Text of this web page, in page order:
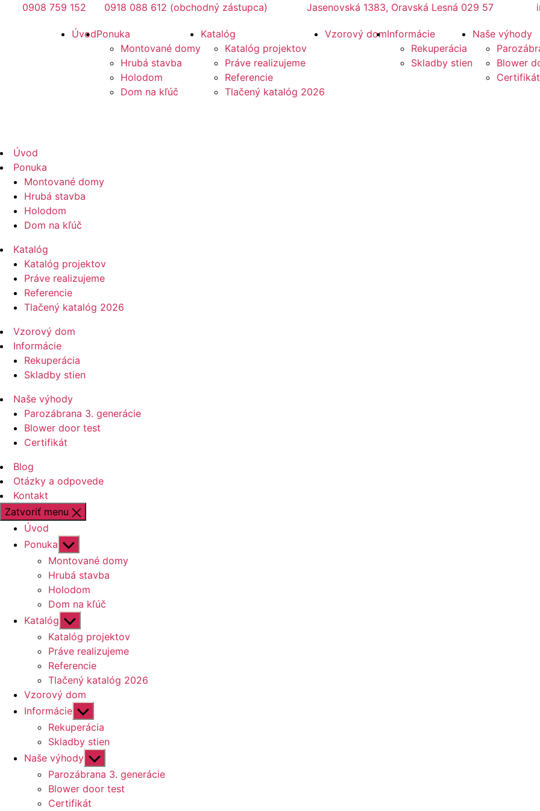
Preskočiť0908 759 152 0918 088 612 (obchodný zástupca) Jasenovská 1383, Oravská Lesná 029 57
Mirano
ÚvodPonuka
Montované domy
Hrubá stavba
Holodom
Dom na kľúč
Katalóg
Katalóg projektov
Práve realizujeme
Referencie
Tlačený katalóg 2026
Vzorový domInformácie
Rekuperácia
Skladby stien
Naše výhody
Blower
Certifikát
Úvod
Ponuka
Montované domy
Hrubá stavba
Holodom
Dom na kľúč
Katalóg
Katalóg projektov
Práve realizujeme
Referencie
Tlačený katalóg 2026
Vzorový dom
Informácie
Rekuperácia
Skladby stien
Naše výhody
Parozábrana 3. generácie
Blower door test
Certifikát
Blog
Otázky a odpovede
Kontakt
Zatvoriť menu
Úvod
Ponuka Zobraziť
druhú
úroveň
navigácie
Montované domy
Hrubá stavba
Holodom
Dom na kľúč
Katalóg Zobraziť
druhú
úroveň
navigácie
Katalóg projektov
Práve realizujeme
Referencie
Tlačený katalóg 2026
Vzorový dom
Informácie Zobraziť
druhú
úroveň
navigácie
Rekuperácia
Skladby stien
Naše výhody Zobraziť
druhú
úroveň
navigácie
Parozábrana 3. generácie
Blower door test
Certifikát